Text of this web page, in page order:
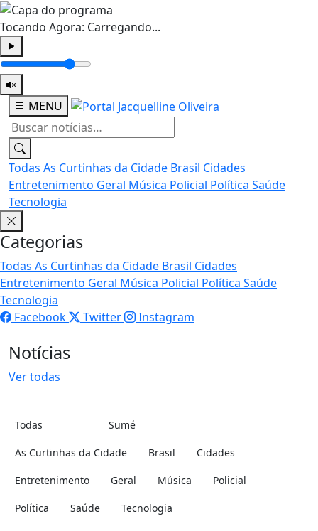
Tocando Agora: Carregando...
MENU
Todas As Curtinhas da Cidade Brasil Cidades
Entretenimento Geral Música Policial Política Saúde
Tecnologia
Categorias
Todas As Curtinhas da Cidade Brasil Cidades
Entretenimento Geral Música Policial Política Saúde
Tecnologia
Facebook
Twitter Instagram
Notícias
Ver todas
Todas Sumé
As Curtinhas da Cidade
Brasil Cidades
Entretenimento Geral Música Policial
Política Saúde Tecnologia